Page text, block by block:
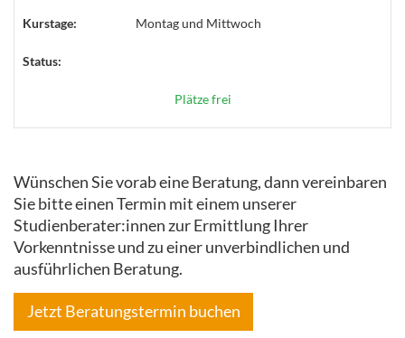
Kurstage: Montag und Mittwoch
Status:
Plätze frei
Wünschen Sie vorab eine Beratung, dann vereinbaren
Sie bitte einen Termin mit einem unserer
Studienberater:innen zur Ermittlung Ihrer
Vorkenntnisse und zu einer unverbindlichen und
ausführlichen Beratung.
Jetzt Beratungstermin buchen